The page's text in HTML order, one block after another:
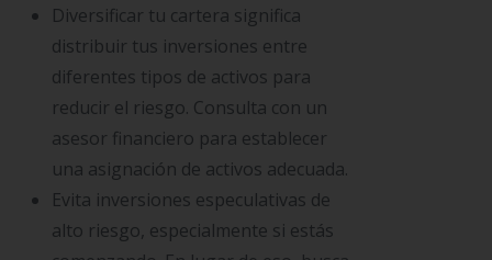
Diversificar tu cartera significa
distribuir tus inversiones entre
diferentes tipos de activos para
reducir el riesgo. Consulta con un
asesor financiero para establecer
una asignación de activos adecuada.
Evita inversiones especulativas de
alto riesgo, especialmente si estás